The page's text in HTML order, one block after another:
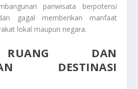
pariwisata berpotensi
gagal memberikan manfaat
lokal maupun negara.
DAN
DESTINASI